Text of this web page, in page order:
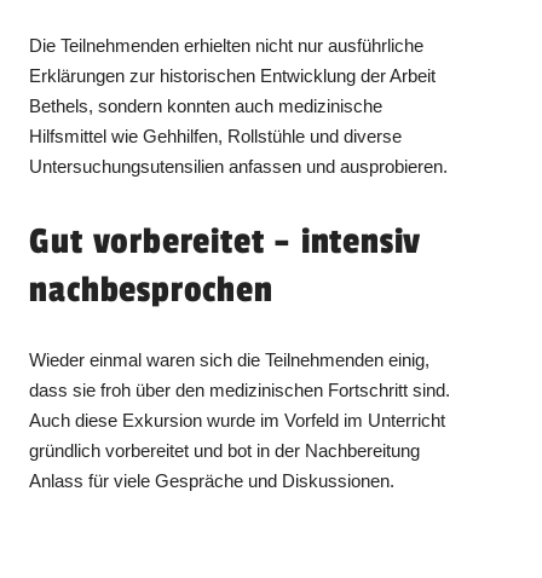
Die Teilnehmenden erhielten nicht nur ausführliche
Erklärungen zur historischen Entwicklung der Arbeit
Bethels, sondern konnten auch medizinische
Hilfsmittel wie Gehhilfen, Rollstühle und diverse
Untersuchungsutensilien anfassen und ausprobieren.
Gut vorbereitet – intensiv
nachbesprochen
Wieder einmal waren sich die Teilnehmenden einig,
dass sie froh über den medizinischen Fortschritt sind.
Auch diese Exkursion wurde im Vorfeld im Unterricht
gründlich vorbereitet und bot in der Nachbereitung
Anlass für viele Gespräche und Diskussionen.